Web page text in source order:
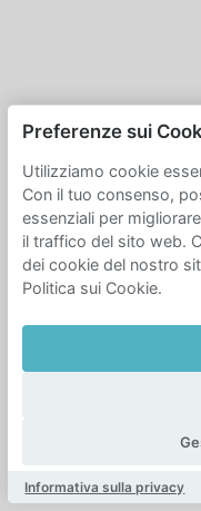
Preferenze sui
Utilizziamo cookie
Con il tuo consenso,
essenziali per
il traffico del sito web.
dei cookie del nostro
Politica sui Cookie.
Informativa sulla privacy